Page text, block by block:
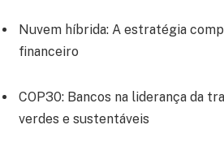
Nuvem híbrida: A estratégia
financeiro
COP30: Bancos na liderança da
verdes e sustentáveis